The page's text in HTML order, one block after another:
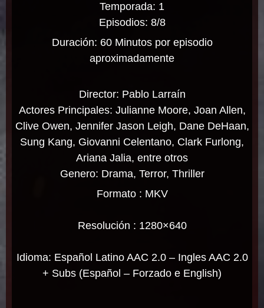
Temporada: 1
Episodios: 8/8
Duración: 60 Minutos por episodio
aproximadamente
Director: Pablo Larraín
Actores Principales: Julianne Moore, Joan Allen,
Clive Owen, Jennifer Jason Leigh, Dane DeHaan,
Sung Kang, Giovanni Celentano, Clark Furlong,
Ariana Jalia, entre otros
Genero: Drama, Terror, Thriller
Formato : MKV
Resolución : 1280×640
Idioma: Español Latino AAC 2.0 – Ingles AAC 2.0
+ Subs (Español – Forzado e English)